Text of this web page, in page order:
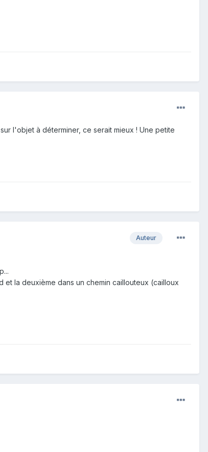
l'objet à déterminer, ce serait mieux ! Une petite
Auteur
la deuxième dans un chemin caillouteux (cailloux